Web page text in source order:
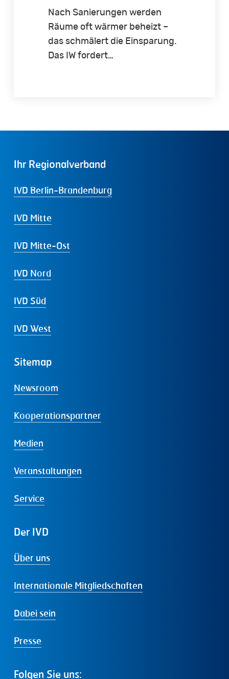
Nach Sanierungen werden
Räume oft wärmer beheizt –
das schmälert die Einsparung.
Das IW fordert…
Ihr Regionalverband
IVD Berlin-Brandenburg
IVD Mitte
IVD Mitte-Ost
IVD Nord
IVD Süd
IVD West
Sitemap
Newsroom
Kooperationspartner
Medien
Veranstaltungen
Service
Der IVD
Über uns
Internationale Mitgliedschaften
Dabei sein
Presse
Folgen Sie uns: